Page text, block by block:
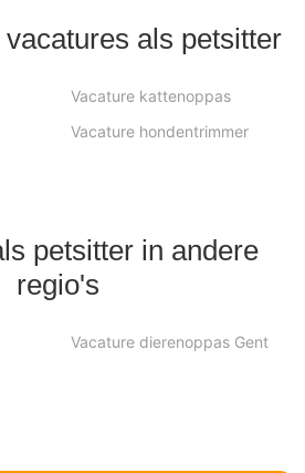
als petsitter
Vacature kattenoppas
Vacature hondentrimmer
petsitter in andere
regio's
Vacature dierenoppas Gent